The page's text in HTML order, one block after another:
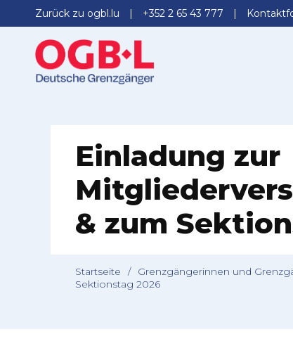
Zurück zu ogbl.lu +352 2 65 43 777
Einladung zur
& zum
Startseite / Grenzgängerinnen und
Sektionstag 2026